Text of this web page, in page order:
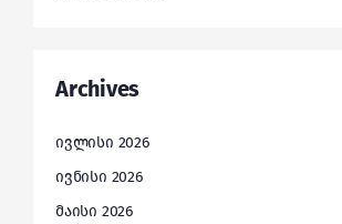
Archives
ივლისი 2026
ივნისი 2026
მაისი 2026